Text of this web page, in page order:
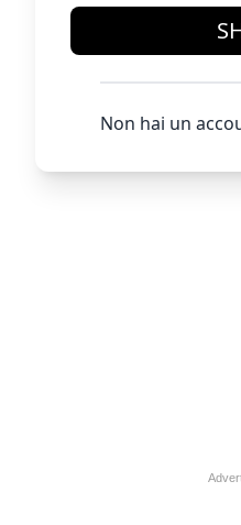
Non hai un